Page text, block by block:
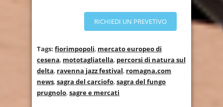
RICHIEDI UN PREVETIVO
Tags: fiorimpopoli, mercato europeo di
cesena, mototagliatella, percorsi di natura sul
delta, ravenna jazz festival, romagna.com
news,sagra del carciofo,sagra del fungo
prugnolo,sagre e mercati